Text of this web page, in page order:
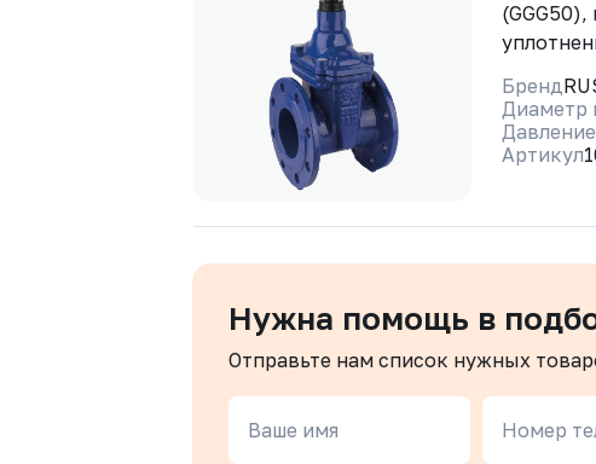
Бренд
Диаметр
Артикул
Нужна помощь в
Отправьте нам список нужных
Ваше имя Номер